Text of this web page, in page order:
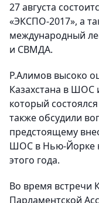
27 августа
«ЭКСПО-2017», а
международный
и СВМДА.
Р.Алимов высоко
Казахстана в ШОС
который
также обсудили
предстоящему
ШОС в Нью-Йорке
этого года.
Во время встречи
Парламентской